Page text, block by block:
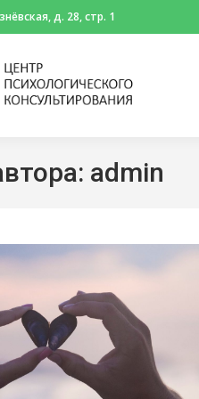
д. 28, стр. 1
admin